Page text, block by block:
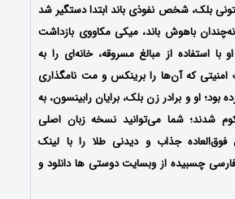
بلک، شخص نفوذی باند ابتدا دستگیر شد
باهوش باند، میکی مکاووی بازداشت
با استفاده از مبالغ مسروقه، خانه‌ای را به‌
که آن‌ها را برینکس و مت نامگذاری
بود؛ او و برادر زن بلک، برایان رابینسون، به
شدند؛ شما می‌توانید نسخه زبان اصلی
جذاب و دیدنی طلا را با لینک
چسبیده از وبسایت دوستی ها دانلود و